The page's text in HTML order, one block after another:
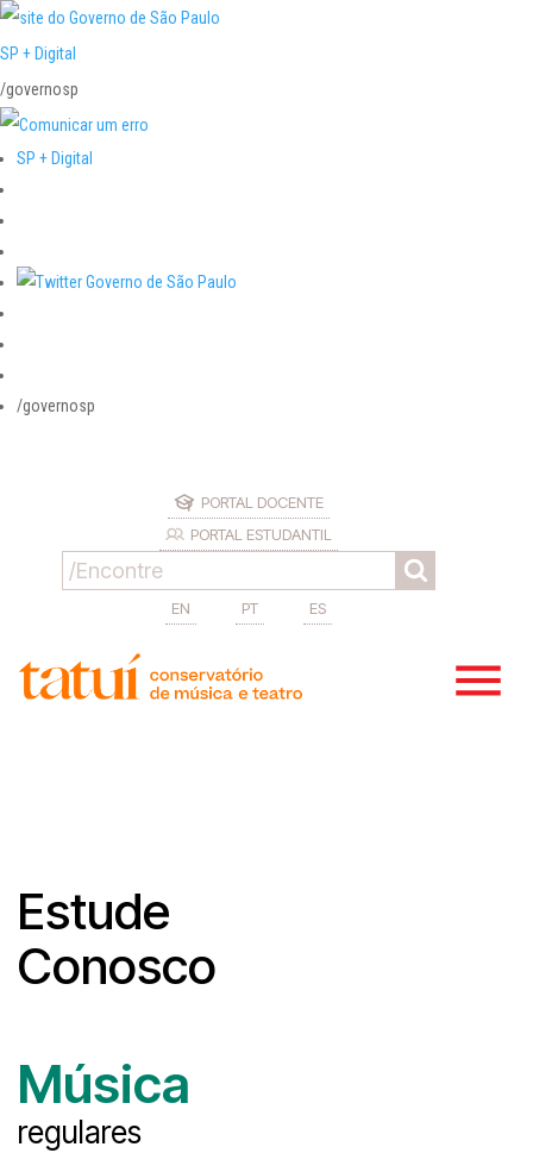
SP + Digital
/governosp
SP + Digital
/governosp
PORTAL DOCENTE
PORTAL ESTUDANTIL
EN PT ES
Estude
Conosco
Música
regulares